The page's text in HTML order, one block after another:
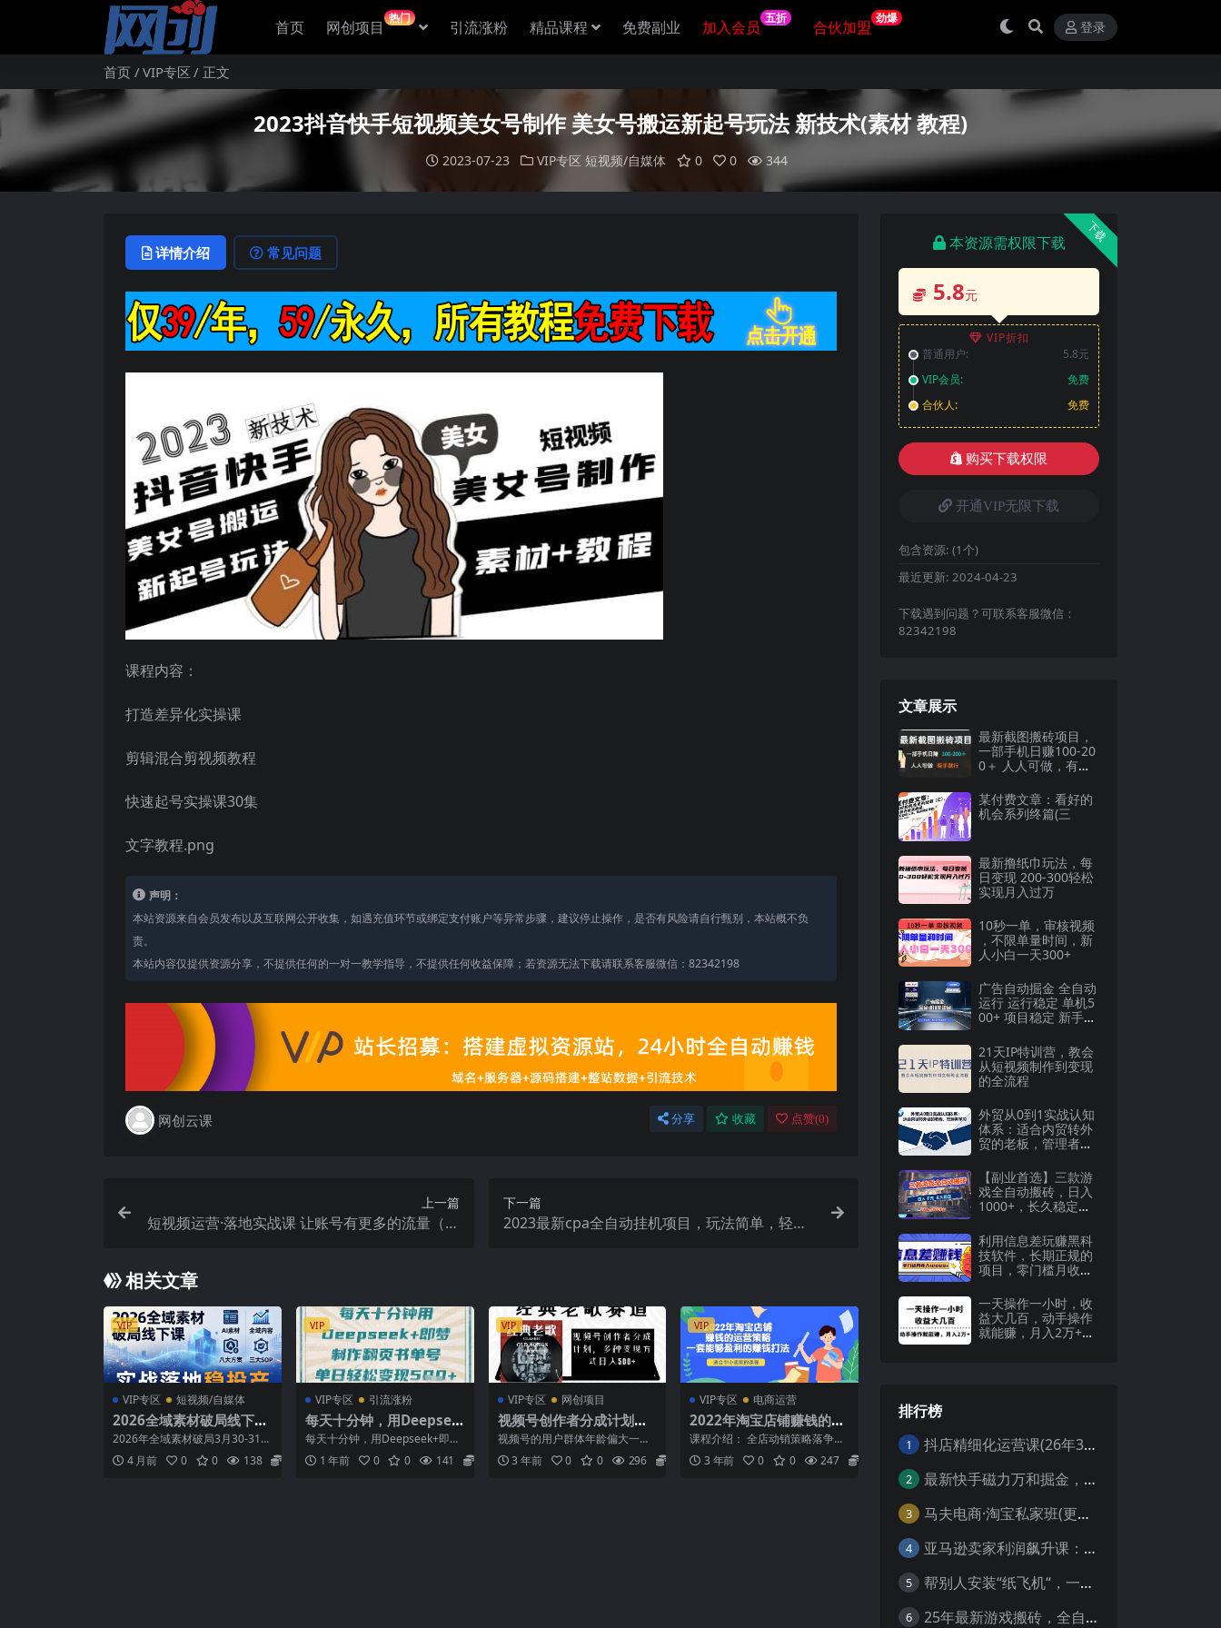
首页 网创项目 热门 引流涨粉 精品课程 免费副业 加入会员 五折 合伙加盟 劲爆
登录
首页 VIP专区 正文
2023抖音快手短视频美女号制作 美女号搬运新起号玩法 新技术(素材 教程)
2023-07-23 VIP专区 短视频/自媒体 0 0 344
详情介绍 常见问题
课程内容：
打造差异化实操课
剪辑混合剪视频教程
快速起号实操课30集
文字教程.png
声明：
本站资源来自会员发布以及互联网公开收集，如遇充值环节或绑定支付账户等异常步骤，建议停止操作，是否有风险请自行甄别，本站概不负
责。
本站内容仅提供资源分享，不提供任何的一对一教学指导，不提供任何收益保障；若资源无法下载请联系客服微信：82342198
网创云课 分享 收藏 点赞(0)
上一篇
短视频运营·落地实战课 让账号有更多的流量（短
下一篇
2023最新cpa全自动挂机项目，玩法简单，轻松
相关文章
VIP
VIP专区 短视频/自媒体
2026全域素材破局线下
课：AI素材+全域内容+八
大方案+三大SOP，实战落
地稳投产
2026年全域素材破局3月30-31广
州线下课，全域内容素材+AI素
材，实战经验...
4 月前 0 0 138
VIP
VIP专区 引流涨粉
每天十分钟，用Deepsee
k+即梦，制作翻页书单
号，疯狂涨粉，单日轻松
变现5张
每天十分钟，用Deepseek+即
梦，制作翻页书单号，疯狂涨
粉，单日轻松变现5张...
1 年前 0 0 141
VIP
VIP专区 网创项目
视频号创作者分成计划，
经典老歌赛道，多种变现
方式日入500 （完整素
材）
视频号的用户群体年龄偏大一
些，所以祝福类视频等在视频的
流量比较好 今天介绍的是关...
3 年前 0 0 296
VIP
VIP专区 电商运营
2022年淘宝店铺赚钱的运
营策略：一套能够盈利的
赚钱打法，适合中小卖家
课程介绍： 全店动销策略落争之
地：2022年淘宝店铺赚钱的运营
策略。看看身边朋友...
3 年前 0 0 247
下载
本资源需权限下载
5.8元
VIP折扣
普通用户:
5.8元
VIP会员:
免费
合伙人:
免费
购买下载权限
开通VIP无限下载
包含资源: (1个)
最近更新: 2024-04-23
下载遇到问题？可联系客服微信：
82342198
文章展示
最新截图搬砖项目，
一部手机日赚100-20
0＋ 人人可做，有手
某付费文章：看好的
机会系列终篇(三
最新撸纸巾玩法，每
日变现 200-300轻松
实现月入过万
10秒一单，审核视频
，不限单量时间，新
人小白一天300+
广告自动掘金 全自动
运行 运行稳定 单机5
00+ 项目稳定 新手
21天IP特训营，教会
从短视频制作到变现
的全流程
外贸从0到1实战认知
体系：适合内贸转外
贸的老板，管理者学
【副业首选】三款游
戏全自动搬砖，日入
1000+，长久稳定项
利用信息差玩赚黑科
技软件，长期正规的
项目，零门槛月收入
一天操作一小时，收
益大几百，动手操作
就能赚，月入2万+教
排行榜
1 抖店精细化运营课(26年3月更新
2 最新快手磁力万和掘金，自动搬砖，轻松日入100-200，操作简单
3 马夫电商·淘宝私家班(更新3月)
4 亚马逊卖家利润飙升课：从品类成功公式到海王打法，让每个SKU都成爆款一路飙升(更新26年3月
5 帮别人安装“纸飞机“，一单赚10—30元不等：附：免费节点
6 25年最新游戏搬砖，全自动挂机，不需要玩游戏，单手机操作日入300+